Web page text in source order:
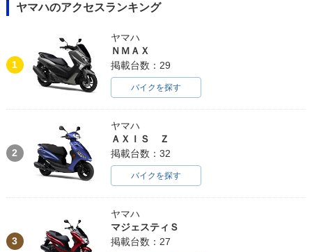
ヤマハのアクセスランキング
1
ヤマハ
ＮＭＡＸ
掲載台数：29
バイクを探す
2
ヤマハ
ＡＸＩＳ Ｚ
掲載台数：32
バイクを探す
3
ヤマハ
マジェスティＳ
掲載台数：27